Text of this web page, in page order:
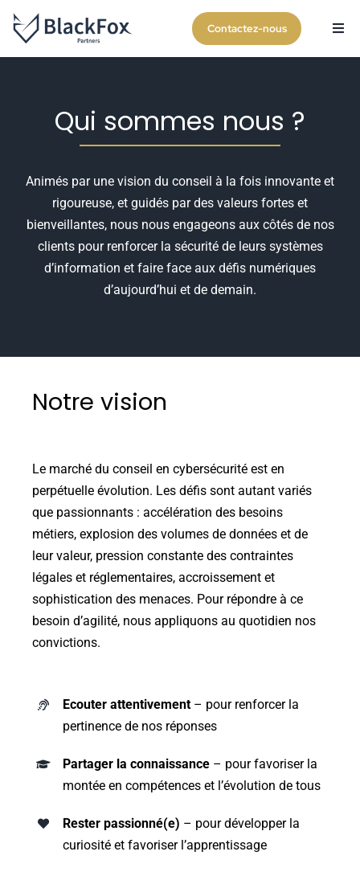
Skip
content
Contactez-nous
Qui sommes nous ?
Animés par une vision du conseil à la fois innovante et
rigoureuse, et guidés par des valeurs fortes et
bienveillantes, nous nous engageons aux côtés de nos
clients pour renforcer la sécurité de leurs systèmes
d’information et faire face aux défis numériques
d’aujourd’hui et de demain.
Notre vision
Le marché du conseil en cybersécurité est en
perpétuelle évolution. Les défis sont autant variés
que passionnants : accélération des besoins
métiers, explosion des volumes de données et de
leur valeur, pression constante des contraintes
légales et réglementaires, accroissement et
sophistication des menaces. Pour répondre à ce
besoin d’agilité, nous appliquons au quotidien nos
convictions.
Ecouter attentivement – pour renforcer la
pertinence de nos réponses
Partager la connaissance – pour favoriser la
montée en compétences et l’évolution de tous
Rester passionné(e) – pour développer la
curiosité et favoriser l’apprentissage